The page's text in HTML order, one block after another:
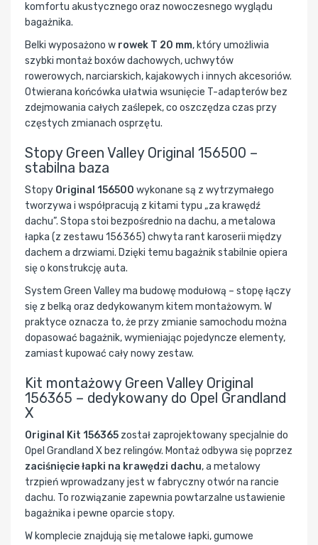
komfortu akustycznego oraz nowoczesnego wyglądu
bagażnika.
Belki wyposażono w rowek T 20 mm, który umożliwia
szybki montaż boxów dachowych, uchwytów
rowerowych, narciarskich, kajakowych i innych akcesoriów.
Otwierana końcówka ułatwia wsunięcie T-adapterów bez
zdejmowania całych zaślepek, co oszczędza czas przy
częstych zmianach osprzętu.
Stopy Green Valley Original 156500 –
stabilna baza
Stopy Original 156500 wykonane są z wytrzymałego
tworzywa i współpracują z kitami typu „za krawędź
dachu”. Stopa stoi bezpośrednio na dachu, a metalowa
łapka (z zestawu 156365) chwyta rant karoserii między
dachem a drzwiami. Dzięki temu bagażnik stabilnie opiera
się o konstrukcję auta.
System Green Valley ma budowę modułową – stopę łączy
się z belką oraz dedykowanym kitem montażowym. W
praktyce oznacza to, że przy zmianie samochodu można
dopasować bagażnik, wymieniając pojedyncze elementy,
zamiast kupować cały nowy zestaw.
Kit montażowy Green Valley Original
156365 – dedykowany do Opel Grandland
X
Original Kit 156365 został zaprojektowany specjalnie do
Opel Grandland X bez relingów. Montaż odbywa się poprzez
zaciśnięcie łapki na krawędzi dachu, a metalowy
trzpień wprowadzany jest w fabryczny otwór na rancie
dachu. To rozwiązanie zapewnia powtarzalne ustawienie
bagażnika i pewne oparcie stopy.
W komplecie znajdują się metalowe łapki, gumowe